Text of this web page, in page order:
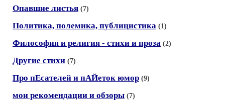
Опавшие листья (7)
Политика, полемика, публицистика (1)
Философия и религия - стихи и проза (2)
Другие стихи (7)
Про пЕсателей и пАЙеток юмор (9)
мои рекомендации и обзоры (7)